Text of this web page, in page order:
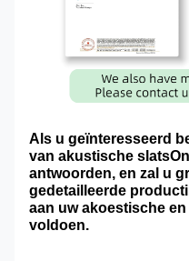
Als u geïnteresseerd
van akustische slats
antwoorden, en zal u
gedetailleerde
aan uw akoestische
voldoen.